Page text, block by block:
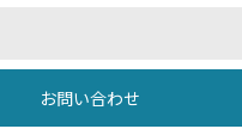
お問い合わせ